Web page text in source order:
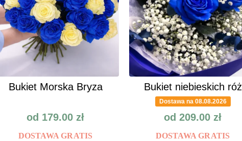
Bukiet Morska Bryza
od 179.00 zł
DOSTAWA GRATIS
Bukiet niebieskich róż
Dostawa na 08.08.2026
od 209.00 zł
DOSTAWA GRATIS